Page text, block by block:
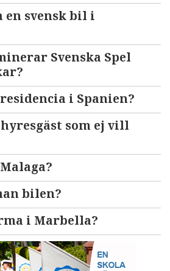
en svensk bil i
Svenska Spel
i Spanien?
som ej vill
bilen?
i Marbella?